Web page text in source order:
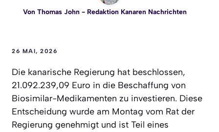
Von Thomas John- Redaktion Kanaren Nachrichten
26 MAI, 2026
Die kanarische Regierung hat beschlossen,
21.092.239,09 Euro in die Beschaffung von
Biosimilar-Medikamenten zu investieren. Diese
Entscheidung wurde am Montag vom Rat der
Regierung genehmigt und ist Teil eines